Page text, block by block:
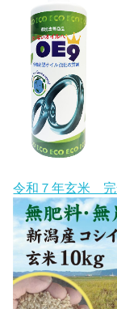
令和７年玄米